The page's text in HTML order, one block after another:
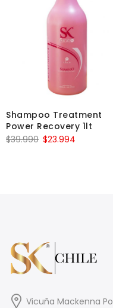
Shampoo Treatment
Power Recovery 1lt
$39.990 $23.994
Vicuña Mackenna